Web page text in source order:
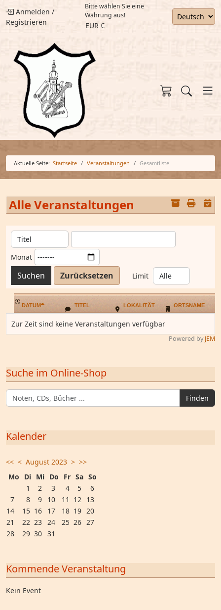
Anmelden /
Registrieren
Bitte wählen Sie eine
Währung aus!
EUR €
Aktuelle Seite: Startseite Veranstaltungen Gesamtliste
Alle Veranstaltungen
Monat
Suchen Zurücksetzen Limit
DATUM TITEL LOKALITÄT ORTSNAME
Zur Zeit sind keine Veranstaltungen verfügbar
Powered byJEM
Suche im Online-Shop
Finden
Kalender
<< < August 2023 > >>
Mo
Di Mi Do Fr Sa So
1
2 3 4 5
6
7
8 9 10 11 12 13
14
15 16 17 18 19 20
21
22 23 24 25 26 27
28
29 30 31
Kommende Veranstaltung
Kein Event